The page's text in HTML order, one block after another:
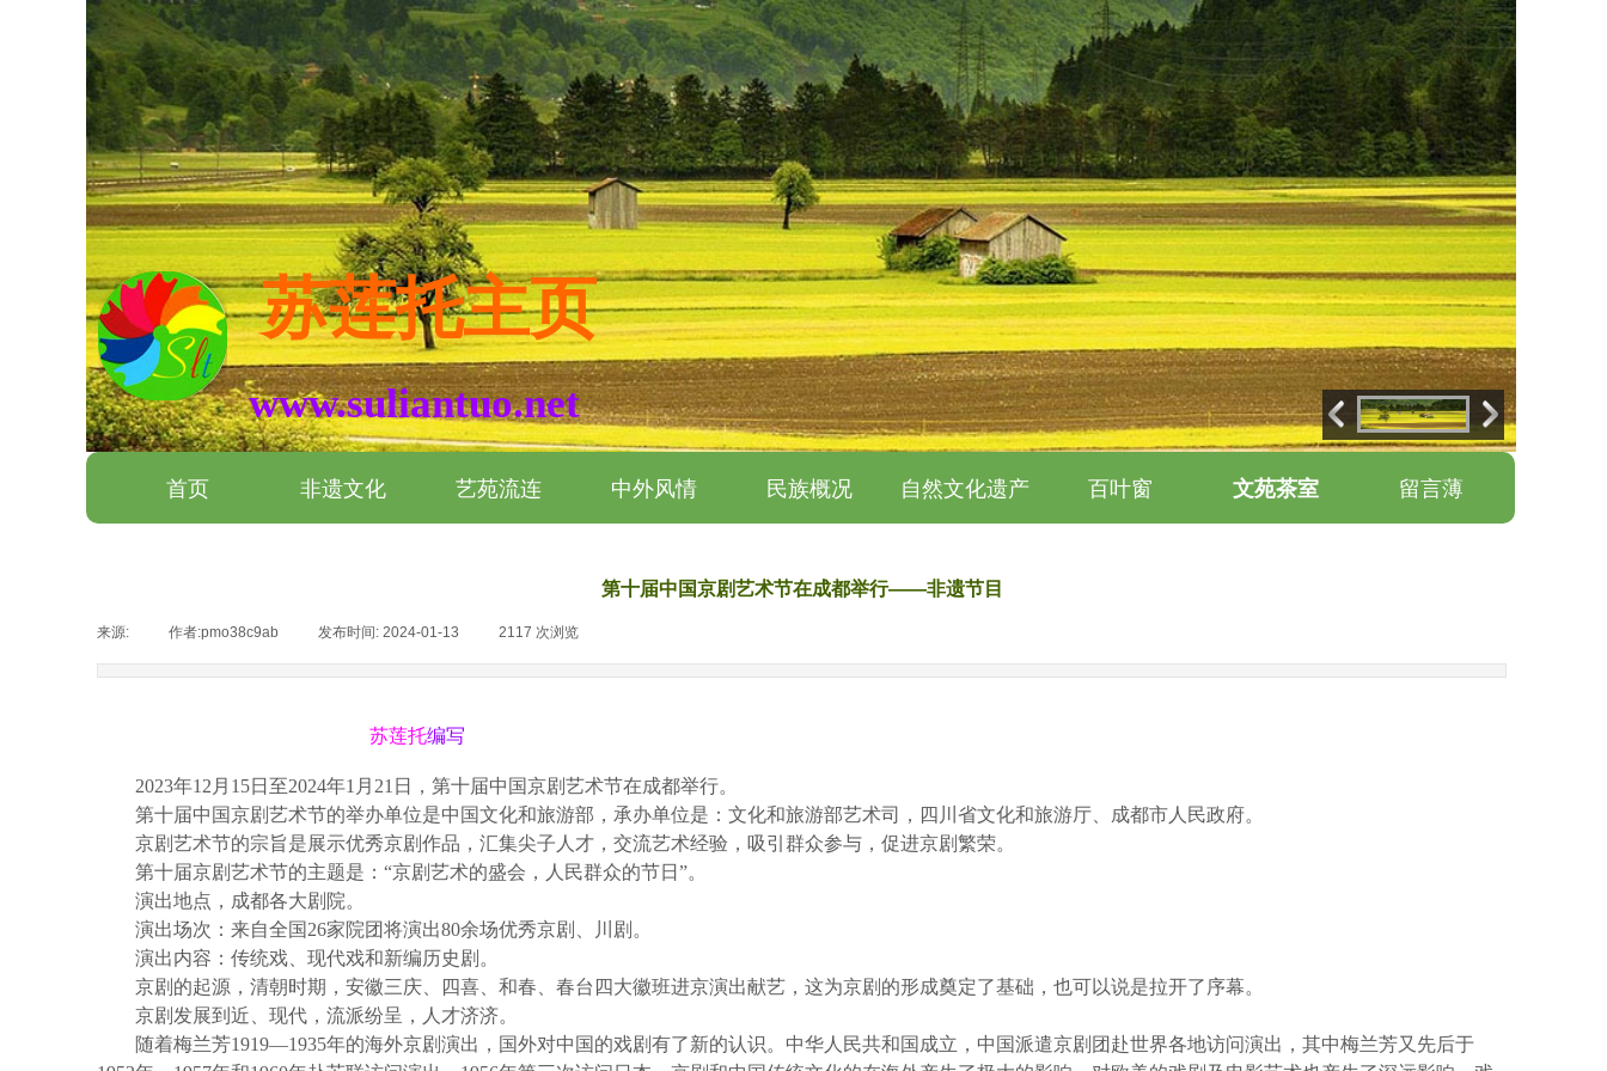
苏莲托主页
www.suliantuo.net
首页 非遗文化 艺苑流连 中外风情 民族概况 自然文化遗产 百叶窗 文苑茶室 留言薄
第十届中国京剧艺术节在成都举行——非遗节目
来源: 作者:pmo38c9ab 发布时间: 2024-01-13 2117 次浏览
苏莲托编写
2023年12月15日至2024年1月21日 ， 第十届中国京剧艺术节在成都举行。
第十届中国京剧艺术节的举办单位是中国文化和旅游部，承办单位是：文化和旅游部艺术司，四川省文化和旅游厅、成都市人民政府。
京剧艺术节的宗旨是展示优秀京剧作品，汇集尖子人才，交流艺术经验，吸引群众参与，促进京剧繁荣。
第十届京剧艺术节的主题是：“京剧艺术的盛会，人民群众的节日”。
演出地点，成都各大剧院。
演出场次：来自全国26家院团将演出80余场优秀京剧、川剧。
演出内容：传统戏、现代戏和新编历史剧。
京剧的起源，清朝时期，安徽三庆、四喜、和春、春台四大徽班进京演出献艺，这为京剧的形成奠定了基础，也可以说是拉开了序幕。
京剧发展到近、现代，流派纷呈，人才济济。
随着梅兰芳1919—1935年的海外京剧演出 ，国外对中国的戏剧有了新的认识。中华人民共和国成立，中国派遣京剧团赴世界各地访问演出，其中梅兰芳又先后于